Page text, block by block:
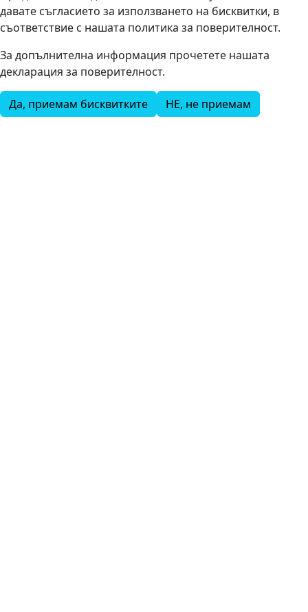
давате съгласието за използването на бисквитки, в
съответствие с нашата политика за поверителност.
За допълнителна информация прочетете нашата
декларация за поверителност.
Да, приемам бисквитките НЕ, не приемам